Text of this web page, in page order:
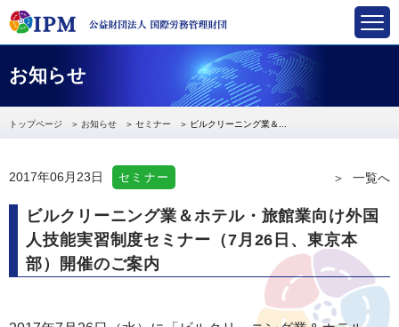
お知らせ
トップページ お知らせ セミナー ビルクリーニング業＆...
2017年06月23日 セミナー 一覧へ
ビルクリーニング業＆ホテル・旅館業向け外国
人技能実習制度セミナー（7月26日、東京本
部）開催のご案内